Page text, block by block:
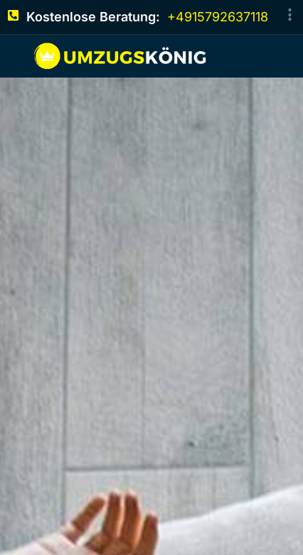
Kostenlose Beratung: +4915792637118